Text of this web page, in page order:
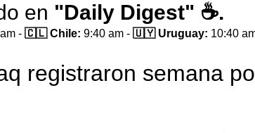
en "Daily Digest" ☕.
- 🇨🇱 Chile: 9:40 am - 🇺🇾 Uruguay: 10:40
registraron semana